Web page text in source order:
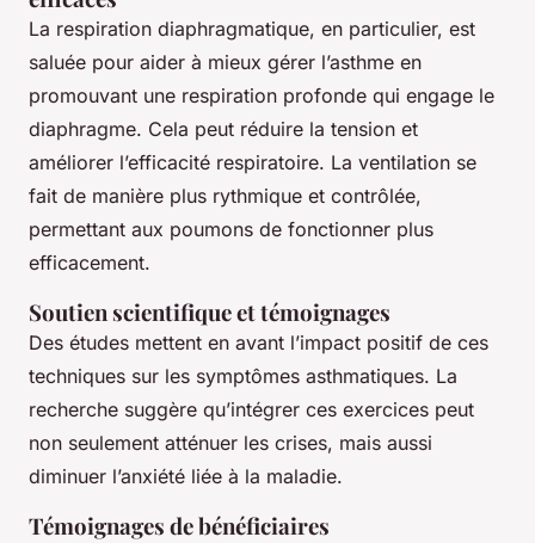
La respiration diaphragmatique, en particulier, est
saluée pour aider à mieux gérer l’asthme en
promouvant une respiration profonde qui engage le
diaphragme. Cela peut réduire la tension et
améliorer l’efficacité respiratoire. La ventilation se
fait de manière plus rythmique et contrôlée,
permettant aux poumons de fonctionner plus
efficacement.
Soutien scientifique et témoignages
Des études mettent en avant l’impact positif de ces
techniques sur les symptômes asthmatiques. La
recherche suggère qu’intégrer ces exercices peut
non seulement atténuer les crises, mais aussi
diminuer l’anxiété liée à la maladie.
Témoignages de bénéficiaires